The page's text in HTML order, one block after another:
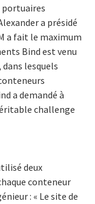
portuaires
a présidé
a fait le maximum
Bind est venu
lesquels
a demandé à
challenge
deux
conteneur
: « Le site de